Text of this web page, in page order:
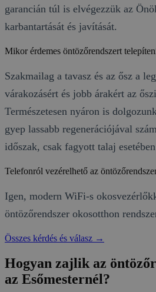
garancián túl is elvégezzük az
karbantartását és javítását.
Mikor érdemes öntözőrendszert
Szakmailag a tavasz és az ősz a
várakozásért és jobb árakért az
Természetesen nyáron is
gyep lassabb regenerációjával
időszak, csak fagyott talaj
Telefonról vezérelhető az
Igen, modern WiFi-s
öntözőrendszer okosotthon
Összes kérdés és válasz →
Hogyan zajlik az
az Esőmesternél?